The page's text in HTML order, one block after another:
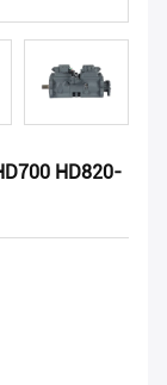
HD820-